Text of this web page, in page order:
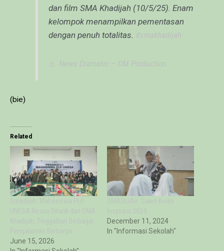
dan film SMA Khadijah (10/5/25). Enam
kelompok menampilkan pementasan
dengan penuh totalitas. #smakhadijah
♬ News Dramatic – DM Production
(bie)
Related
June 15, 2026
December 11, 2024
In "Informasi Sekolah"